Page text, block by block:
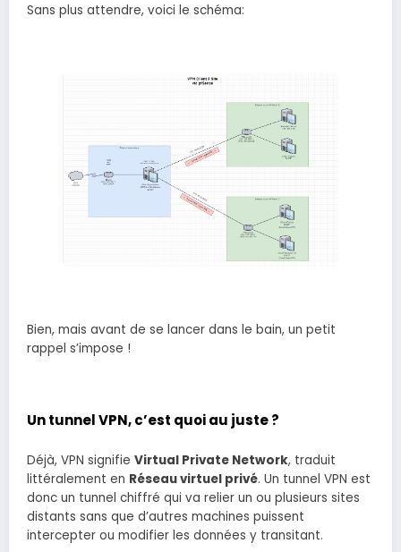
Sans plus attendre, voici le schéma:
Bien, mais avant de se lancer dans le bain, un petit
rappel s’impose !
Un tunnel VPN, c’est quoi au juste ?
Déjà, VPN signifie Virtual Private Network, traduit
littéralement en Réseau virtuel privé. Un tunnel VPN est
donc un tunnel chiffré qui va relier un ou plusieurs sites
distants sans que d’autres machines puissent
intercepter ou modifier les données y transitant.